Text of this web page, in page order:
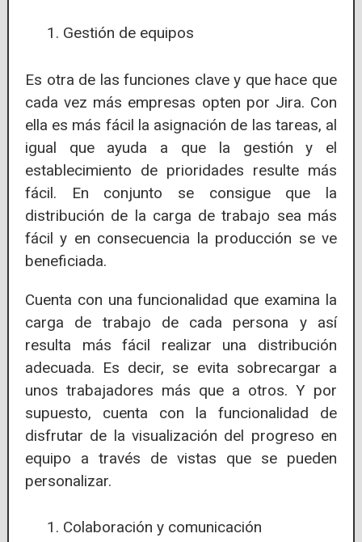
Gestión de equipos
Es otra de las funciones clave y que hace que
cada vez más empresas opten por Jira. Con
ella es más fácil la asignación de las tareas, al
igual que ayuda a que la gestión y el
establecimiento de prioridades resulte más
fácil. En conjunto se consigue que la
distribución de la carga de trabajo sea más
fácil y en consecuencia la producción se ve
beneficiada.
Cuenta con una funcionalidad que examina la
carga de trabajo de cada persona y así
resulta más fácil realizar una distribución
adecuada. Es decir, se evita sobrecargar a
unos trabajadores más que a otros. Y por
supuesto, cuenta con la funcionalidad de
disfrutar de la visualización del progreso en
equipo a través de vistas que se pueden
personalizar.
Colaboración y comunicación